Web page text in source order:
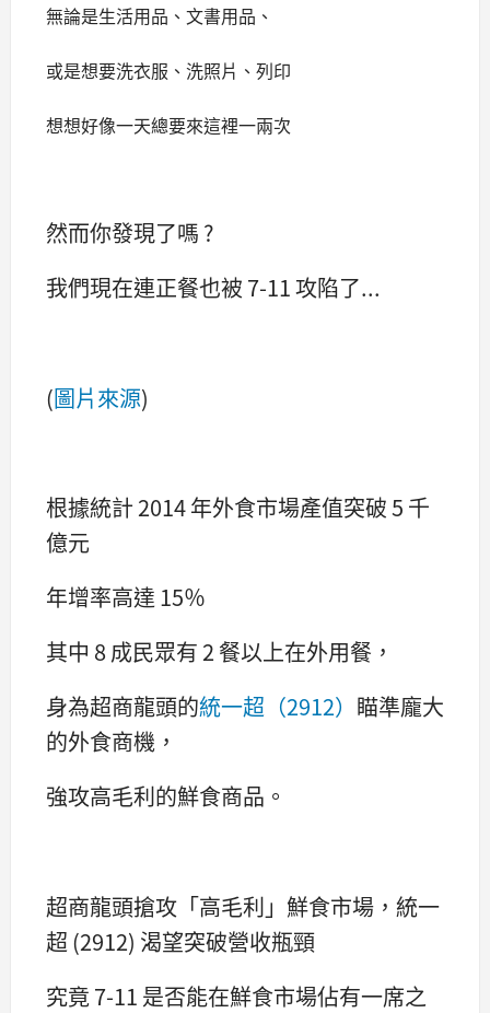
無論是生活用品、文書用品、
或是想要洗衣服、洗照片、列印
想想好像一天總要來這裡一兩次
然而你發現了嗎 ?
我們現在連正餐也被 7-11 攻陷了...
(圖片來源)
根據統計 2014 年外食市場產值突破 5 千
億元
年增率高達 15％
其中 8 成民眾有 2 餐以上在外用餐，
身為超商龍頭的統一超（2912） 瞄準龐大
的外食商機，
強攻高毛利的鮮食商品。
超商龍頭搶攻「高毛利」鮮食市場，統一
超 (2912) 渴望突破營收瓶頸
究竟 7-11 是否能在鮮食市場佔有一席之